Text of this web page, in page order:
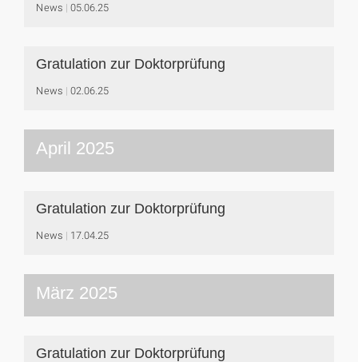
News 05.06.25
Gratulation zur Doktorprüfung
News 02.06.25
April 2025
Gratulation zur Doktorprüfung
News 17.04.25
März 2025
Gratulation zur Doktorprüfung